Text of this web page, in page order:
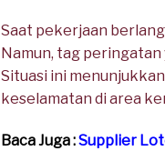
Saat pekerjaan
Namun, tag
Situasi ini
keselamatan di area
Baca Juga :Supplier